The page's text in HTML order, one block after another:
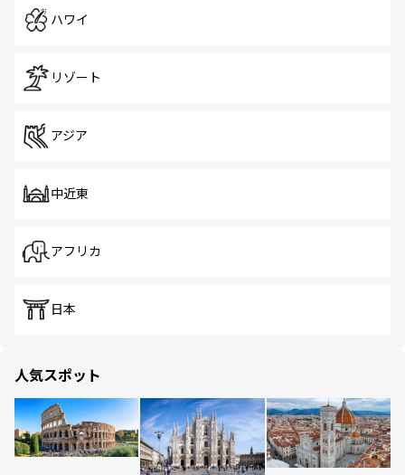
ハワイ
リゾート
アジア
中近東
アフリカ
日本
人気スポット